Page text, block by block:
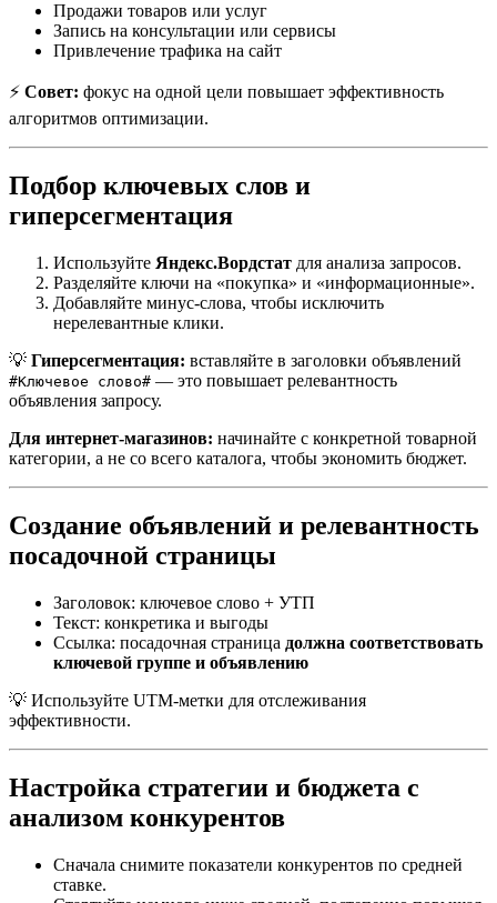
Продажи товаров или услуг
Запись на консультации или сервисы
Привлечение трафика на сайт
⚡ Совет: фокус на одной цели повышает эффективность
алгоритмов оптимизации.
Подбор ключевых слов и
гиперсегментация
Используйте Яндекс.Вордстат для анализа запросов.
Разделяйте ключи на «покупка» и «информационные».
Добавляйте минус-слова, чтобы исключить
нерелевантные клики.
💡 Гиперсегментация: вставляйте в заголовки объявлений
#Ключевое слово# — это повышает релевантность
объявления запросу.
Для интернет-магазинов: начинайте с конкретной товарной
категории, а не со всего каталога, чтобы экономить бюджет.
Создание объявлений и релевантность
посадочной страницы
Заголовок: ключевое слово + УТП
Текст: конкретика и выгоды
Ссылка: посадочная страница должна соответствовать
ключевой группе и объявлению
💡 Используйте UTM-метки для отслеживания
эффективности.
Настройка стратегии и бюджета с
анализом конкурентов
Сначала снимите показатели конкурентов по средней
ставке.